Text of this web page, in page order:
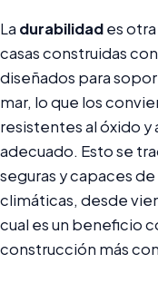
La durabilidades
casas construidas
diseñados para
mar, lo que los
resistentes al óxido
adecuado. Esto se
seguras y capaces
climáticas, desde
cual es un beneficio
construcción más